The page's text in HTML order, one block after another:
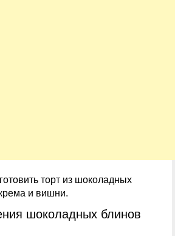
торт из шоколадных
и вишни.
шоколадных блинов